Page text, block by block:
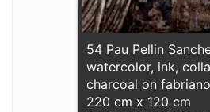
54 Pau Pellin
watercolor, ink,
charcoal on
220 cm x 120 cm